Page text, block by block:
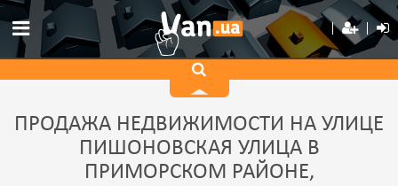
ПРОДАЖА НЕДВИЖИМОСТИ НА УЛИЦЕ
ПИШОНОВСКАЯ УЛИЦА В
ПРИМОРСКОМ РАЙОНЕ,